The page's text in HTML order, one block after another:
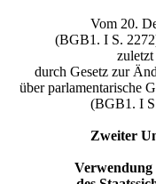
Vom 20.
(BGB1. I S.
zuletzt
durch Gesetz zur
über parlamentarische
(BGB1. I
Zweiter
Verwendung